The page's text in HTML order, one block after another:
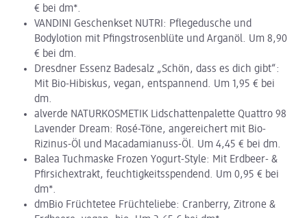
€ bei dm*.
VANDINI Geschenkset NUTRI: Pflegedusche und
Bodylotion mit Pfingstrosenblüte und Arganöl. Um 8,90
€ bei dm.
Dresdner Essenz Badesalz „Schön, dass es dich gibt“:
Mit Bio-Hibiskus, vegan, entspannend. Um 1,95 € bei
dm.
alverde NATURKOSMETIK Lidschattenpalette Quattro 98
Lavender Dream: Rosé-Töne, angereichert mit Bio-
Rizinus-Öl und Macadamianuss-Öl. Um 4,45 € bei dm.
Balea Tuchmaske Frozen Yogurt-Style: Mit Erdbeer- &
Pfirsichextrakt, feuchtigkeitsspendend. Um 0,95 € bei
dm*.
dmBio Früchtetee Früchteliebe: Cranberry, Zitrone &